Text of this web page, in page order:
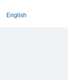
English